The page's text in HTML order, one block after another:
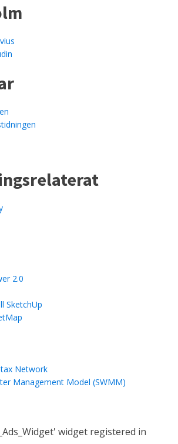
2.0
SketchUp
Network
Management Model (SWMM)
widget registered in